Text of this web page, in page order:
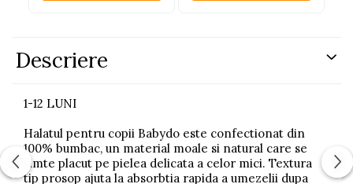
Descriere
1-12 LUNI
Halatul pentru copii Babydo este confectionat din
100% bumbac, un material moale si natural care se
simte placut pe pielea delicata a celor mici. Textura
tip prosop ajuta la absorbtia rapida a umezelii dupa